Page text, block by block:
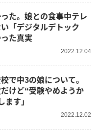
た。娘との食事中テレ
「デジタルデトック
た真実
2022.12.04
で中3の娘について。
けど“受験やめようか
す」
2022.12.02